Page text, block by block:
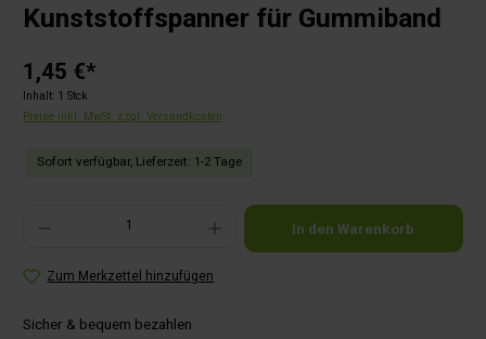
Kunststoffspanner für Gummiband
1,45 €*
Inhalt: 1 Stck
Preise inkl. MwSt. zzgl. Versandkosten
Sofort verfügbar, Lieferzeit: 1-2 Tage
Produkt Anzahl: Gib den gewünschten Wert ein oder benutze die Schaltflächen um die
In den Warenkorb
Zum Merkzettel hinzufügen
Sicher & bequem bezahlen